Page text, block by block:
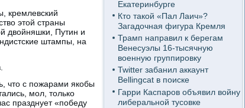
кремлевский
этой страны
двойняшки, Путин и
штампы, на
что с пожарами якобы
мол, только
празднует «победу
Екатеринбурге
Кто такой «Пал Лаич»?
Загадочная фигура Кремля
Трамп направил к берегам
Венесуэлы 16-тысячную
военную группировку
Twitter забанил аккаунт
Bellingcat в поиске
Гарри Каспаров объявил войну
либеральной тусовке